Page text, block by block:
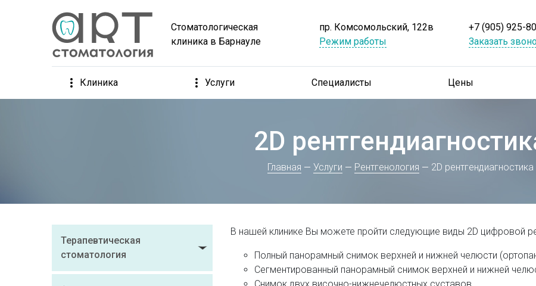
Стоматологическая
клиника в Барнауле
пр. Комсомольский, 122в
Режим работы
+7 (905) 925-
Заказать
Клиника Услуги Специалисты Цены
2D
Главная Услуги Рентгенология 2D рентгендиагностика
Терапевтическая
стоматология
В нашей клинике Вы можете пройти следующие виды 2D цифровой
Полный панорамный снимок верхней и нижней челюсти
Сегментированный панорамный снимок верхней и нижней
Снимок двух височно-нижнечелюстных суставов